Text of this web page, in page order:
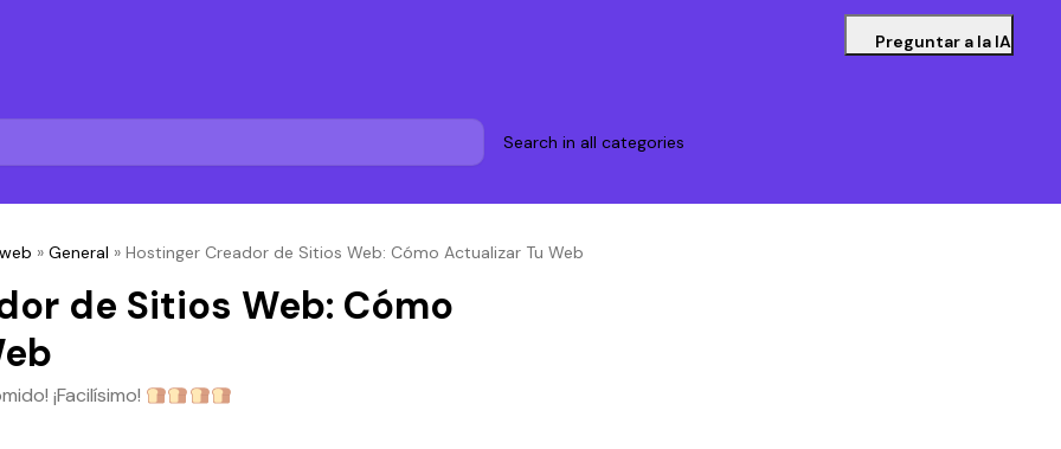
Preguntar a la IA
Search in all categories
» General » Hostinger Creador de Sitios Web: Cómo Actualizar Tu Web
de Sitios Web: Cómo
¡Facilísimo!